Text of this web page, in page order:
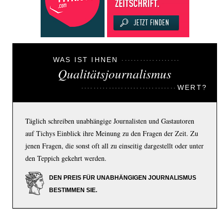
WAS IST IHNEN
Qualitätsjournalismus
WERT?
Täglich schreiben unabhängige Journalisten und Gastautoren
auf Tichys Einblick ihre Meinung zu den Fragen der Zeit. Zu
jenen Fragen, die sonst oft all zu einseitig dargestellt oder unter
den Teppich gekehrt werden.
DEN PREIS FÜR UNABHÄNGIGEN JOURNALISMUS
BESTIMMEN SIE.